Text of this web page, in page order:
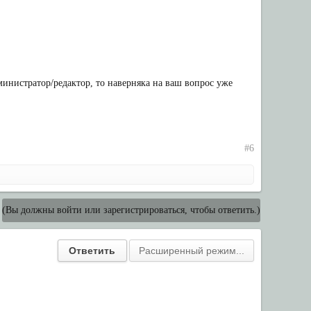
редактор, то наверняка на ваш вопрос уже
#6
(Вы должны войти или зарегистрироваться, чтобы ответить.)